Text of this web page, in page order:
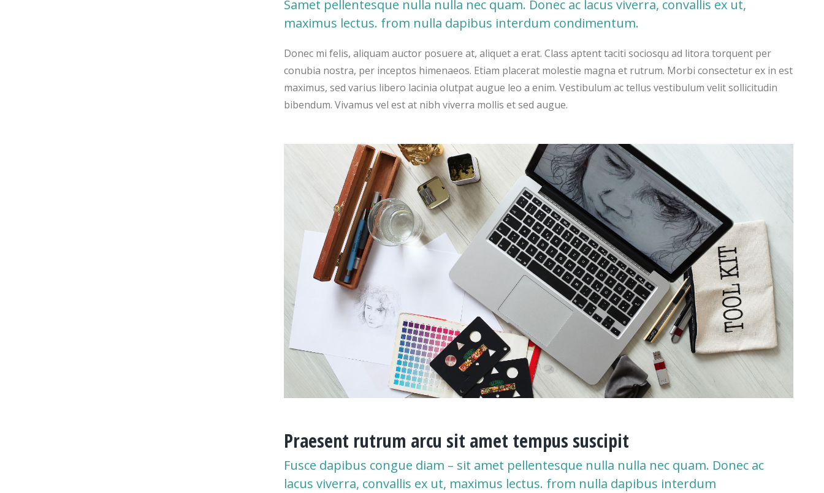
Samet pellentesque nulla nulla nec quam. Donec ac lacus viverra, convallis ex ut,
maximus lectus. from nulla dapibus interdum condimentum.
Donec mi felis, aliquam auctor posuere at, aliquet a erat. Class aptent taciti sociosqu ad litora torquent per
conubia nostra, per inceptos himenaeos. Etiam placerat molestie magna et rutrum. Morbi consectetur ex in est
maximus, sed varius libero lacinia olutpat augue leo a enim. Vestibulum ac tellus vestibulum velit sollicitudin
bibendum. Vivamus vel est at nibh viverra mollis et sed augue.
Praesent rutrum arcu sit amet tempus suscipit
Fusce dapibus congue diam – sit amet pellentesque nulla nulla nec quam. Donec ac
lacus viverra, convallis ex ut, maximus lectus. from nulla dapibus interdum